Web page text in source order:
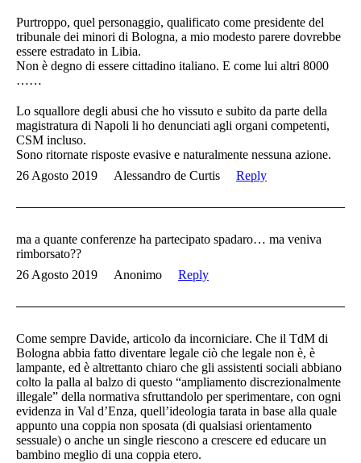
Purtroppo, quel personaggio, qualificato come presidente del
tribunale dei minori di Bologna, a mio modesto parere dovrebbe
essere estradato in Libia.
Non è degno di essere cittadino italiano. E come lui altri 8000
……
Lo squallore degli abusi che ho vissuto e subito da parte della
magistratura di Napoli li ho denunciati agli organi competenti,
CSM incluso.
Sono ritornate risposte evasive e naturalmente nessuna azione.
26 Agosto 2019
Alessandro de Curtis Reply
ma a quante conferenze ha partecipato spadaro… ma veniva
rimborsato??
26 Agosto 2019
Anonimo Reply
Come sempre Davide, articolo da incorniciare. Che il TdM di
Bologna abbia fatto diventare legale ciò che legale non è, è
lampante, ed è altrettanto chiaro che gli assistenti sociali abbiano
colto la palla al balzo di questo “ampliamento discrezionalmente
illegale” della normativa sfruttandolo per sperimentare, con ogni
evidenza in Val d’Enza, quell’ideologia tarata in base alla quale
appunto una coppia non sposata (di qualsiasi orientamento
sessuale) o anche un single riescono a crescere ed educare un
bambino meglio di una coppia etero.